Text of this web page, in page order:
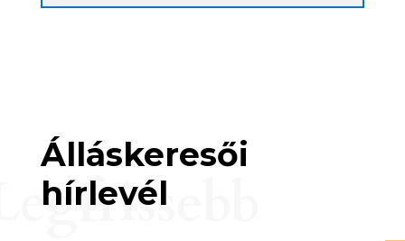
Álláskeresői
hírlevél